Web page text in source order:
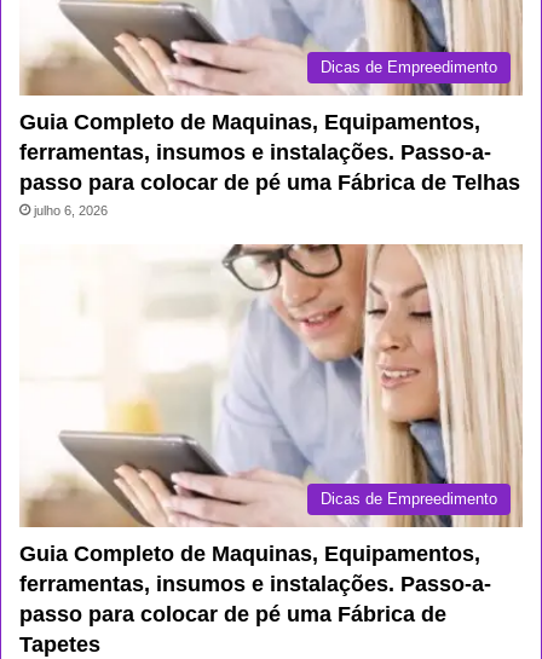
Dicas de Empreedimento
Guia Completo de Maquinas, Equipamentos,
ferramentas, insumos e instalações. Passo-a-
passo para colocar de pé uma Fábrica de Telhas
julho 6, 2026
Dicas de Empreedimento
Guia Completo de Maquinas, Equipamentos,
ferramentas, insumos e instalações. Passo-a-
passo para colocar de pé uma Fábrica de
Tapetes